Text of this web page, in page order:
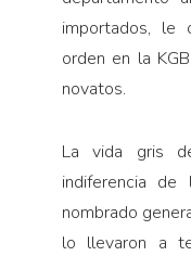
importados, le
orden en la
novatos.
La vida gris
indiferencia de
nombrado
lo llevaron a